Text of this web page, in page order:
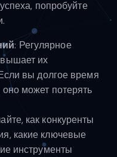
попробуйте
: Регулярное
их
вы долгое время
может потерять
как конкуренты
какие ключевые
инструменты